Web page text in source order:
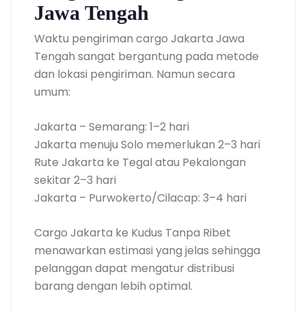
Jawa Tengah
Waktu pengiriman cargo Jakarta Jawa
Tengah sangat bergantung pada metode
dan lokasi pengiriman. Namun secara
umum:
Jakarta – Semarang: 1–2 hari
Jakarta menuju Solo memerlukan 2–3 hari
Rute Jakarta ke Tegal atau Pekalongan
sekitar 2–3 hari
Jakarta – Purwokerto/Cilacap: 3–4 hari
Cargo Jakarta ke Kudus Tanpa Ribet
menawarkan estimasi yang jelas sehingga
pelanggan dapat mengatur distribusi
barang dengan lebih optimal.